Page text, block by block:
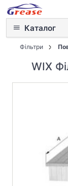
Каталог
Фільтри
WIX